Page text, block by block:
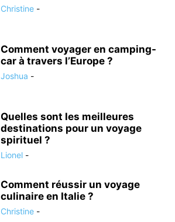
Christine -
Comment voyager en camping-
car à travers l’Europe ?
Joshua -
Quelles sont les meilleures
destinations pour un voyage
spirituel ?
Lionel -
Comment réussir un voyage
culinaire en Italie ?
Christine -